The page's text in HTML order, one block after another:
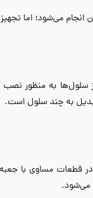
می‌شود؛ اما
سلول‌ها به منظور نصب
به چند سلول است.
در قطعات مساوی با
می‌شود.